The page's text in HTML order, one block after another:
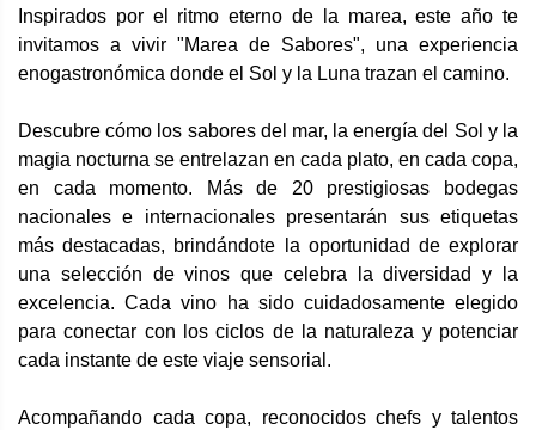
Inspirados por el ritmo eterno de la marea, este año te
invitamos a vivir "Marea de Sabores", una experiencia
enogastronómica donde el Sol y la Luna trazan el camino.
Descubre cómo los sabores del mar, la energía del Sol y la
magia nocturna se entrelazan en cada plato, en cada copa,
en cada momento. Más de 20 prestigiosas bodegas
nacionales e internacionales presentarán sus etiquetas
más destacadas, brindándote la oportunidad de explorar
una selección de vinos que celebra la diversidad y la
excelencia. Cada vino ha sido cuidadosamente elegido
para conectar con los ciclos de la naturaleza y potenciar
cada instante de este viaje sensorial.
Acompañando cada copa, reconocidos chefs y talentos